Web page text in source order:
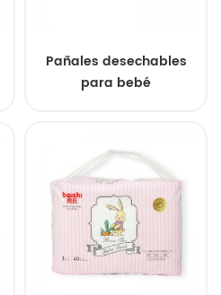
Pañales desechables
para bebé
transpirables y suaves,
precio al por mayor.